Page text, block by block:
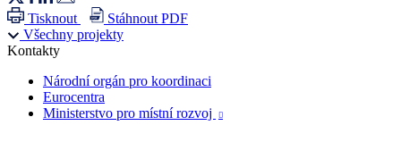
Tisknout
Stáhnout PDF
Všechny projekty
Kontakty
Národní orgán pro koordinaci
Eurocentra
Ministerstvo pro místní rozvoj
